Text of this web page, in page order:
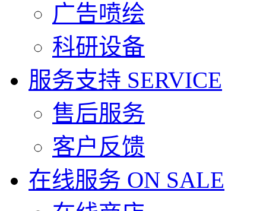
广告喷绘
科研设备
服务支持 SERVICE
售后服务
客户反馈
在线服务 ON SALE